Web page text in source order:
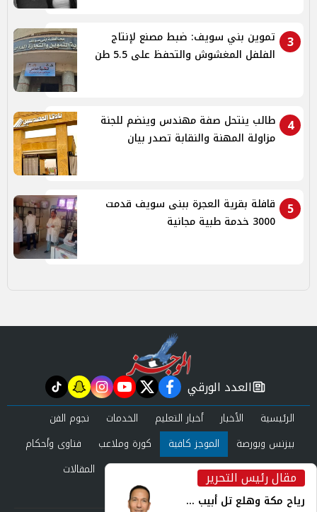
3
تموين بني سويف: ضبط مصنع لإنتاج
الفلفل المغشوش والتحفظ على 5.5 طن
4
طالب ينتحل صفة مهندس وينضم للجنة
مزاولة المهنة والنقابة تصدر بيان
5
قافلة بقرية العجرة ببنى سويف قدمت
3000 خدمة طبية مجانية
مقال رئيس التحرير
رياح مكة وهلع تل أبيب ...
newspaper
العدد الورقي facebook
twitter
youtube
instagram
snapchat
tiktok
الرئيسية الأخبار أخبار التعليم الخدمات
نجوم الفن
بيزنس وبورصة
الموجز كافية كورة وملاعب
فتاوى وأحكام
صحة وجمال
عرب وعالم حوادث ومحاكم
المقالات
العدد الورقي